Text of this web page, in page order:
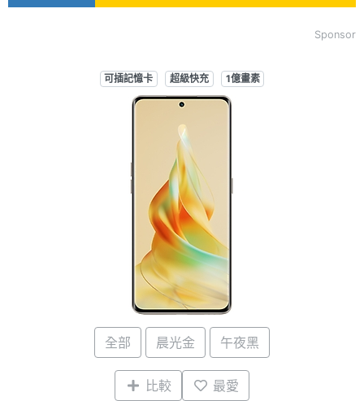
Sponsor
可插記憶卡 超級快充 1億畫素
全部 晨光金 午夜黑
比較 最愛